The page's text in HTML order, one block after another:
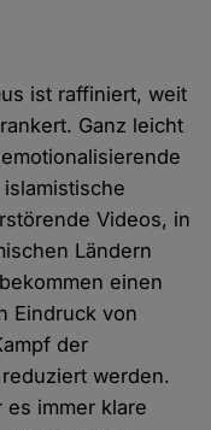
ist raffiniert, weit
Ganz leicht
Videos, in
Ländern
einen
Eindruck von
der
werden.
es immer klare